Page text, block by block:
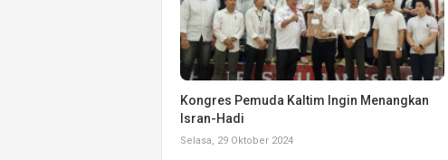
Kongres Pemuda Kaltim Ingin Menangkan
Isran-Hadi
Selasa, 29 Oktober 2024